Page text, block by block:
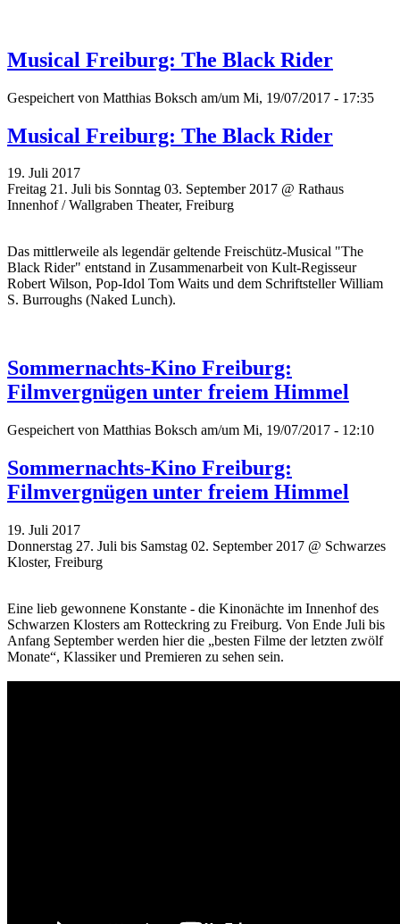
Musical Freiburg: The Black Rider
Gespeichert von Matthias Boksch am/um Mi, 19/07/2017 - 17:35
Musical Freiburg: The Black Rider
19. Juli 2017
Freitag 21. Juli bis Sonntag 03. September 2017 @ Rathaus
Innenhof / Wallgraben Theater, Freiburg
Das mittlerweile als legendär geltende Freischütz-Musical "The
Black Rider" entstand in Zusammenarbeit von Kult-Regisseur
Robert Wilson, Pop-Idol Tom Waits und dem Schriftsteller William
S. Burroughs (Naked Lunch).
Sommernachts-Kino Freiburg:
Filmvergnügen unter freiem Himmel
Gespeichert von Matthias Boksch am/um Mi, 19/07/2017 - 12:10
Sommernachts-Kino Freiburg:
Filmvergnügen unter freiem Himmel
19. Juli 2017
Donnerstag 27. Juli bis Samstag 02. September 2017 @ Schwarzes
Kloster, Freiburg
Eine lieb gewonnene Konstante - die Kinonächte im Innenhof des
Schwarzen Klosters am Rotteckring zu Freiburg. Von Ende Juli bis
Anfang September werden hier die „besten Filme der letzten zwölf
Monate“, Klassiker und Premieren zu sehen sein.